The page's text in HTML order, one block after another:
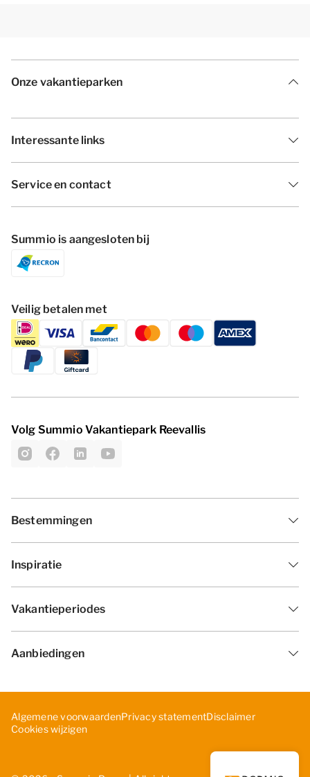
Onze vakantieparken
Interessante links
Service en contact
Summio is aangesloten bij
Veilig betalen met
Volg Summio Vakantiepark Reevallis
Bestemmingen
Inspiratie
Vakantieperiodes
Aanbiedingen
Algemene voorwaardenPrivacy statementDisclaimer
Cookies wijzigen